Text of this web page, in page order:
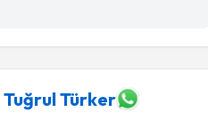
Tuğrul Türker